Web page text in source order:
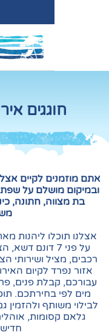
אירוע
לקיים אצלנו אירועים
על שפת הכנרת.
חתונה, כינוס משפחתי
משוחררת
ליהנות מאתר מושקע,
פני 7 דונם דשא, הצללות
ושירותי הצלה בחוף
לקיום האירוע, אירוח
פנים, פריסות שטח,
תוכלו לפרגן
ולהזמין גם לינה
אוהלים ממוזגים
חדישיםעל שפת